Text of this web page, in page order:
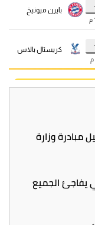
عاما.. تفاصيل مبادرة وزارة
يفاجئ الجميع